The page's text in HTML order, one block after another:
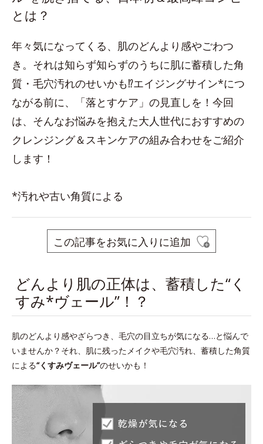
とは？
年々気になってくる、肌のどんより感やごわつ
き。それは知らず知らずのうちに肌に蓄積した角
質・毛穴汚れのせいかも⁉エイジングサイン*につ
ながる前に、「落とすケア」の見直しを！今回
は、そんなお悩みを抱えた大人世代におすすめの
クレンジング＆スキンケアの組み合わせをご紹介
します！
*汚れや古い角質による
この記事をお気に入りに追加
どんより肌の正体は、蓄積した“く
すみ*ヴェール”！？
肌のどんより感やざらつき、毛穴の目立ちが気になる…と悩んで
いませんか？それ、肌に残ったメイクや毛穴汚れ、蓄積した角質
による“くすみヴェール”のせいかも！